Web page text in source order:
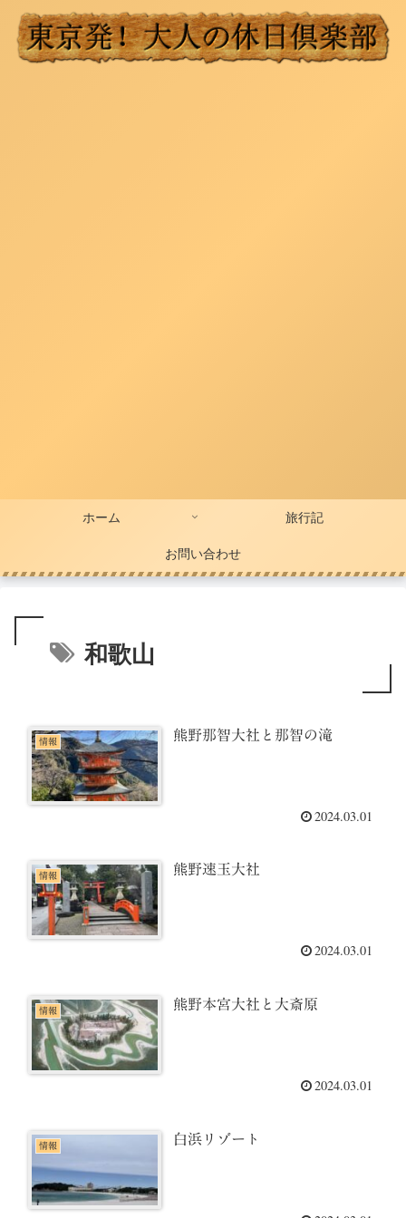
ホーム 旅行記
お問い合わせ
和歌山
情報 熊野那智大社と那智の滝
2024.03.01
情報 熊野速玉大社
2024.03.01
情報 熊野本宮大社と大斎原
2024.03.01
情報 白浜リゾート